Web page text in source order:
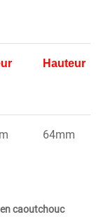
Hauteur
64mm
caoutchouc